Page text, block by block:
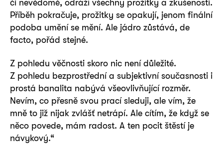
Příběh pokračuje, prožitky se opakují, jenom finální
podoba umění se mění. Ale jádro zůstává, de
facto, pořád stejné.
Z pohledu věčnosti skoro nic není důležité.
Z pohledu bezprostřední a subjektivní současnosti i
prostá banalita nabývá všeovlivňující rozměr.
Nevím, co přesně svou prací sleduji, ale vím, že
mně to již nijak zvlášť netrápí. Ale cítím, že když se
něco povede, mám radost. A ten pocit štěstí je
návykový.“